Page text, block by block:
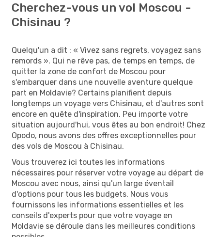
Cherchez-vous un vol Moscou -
Chisinau ?
Quelqu'un a dit : « Vivez sans regrets, voyagez sans
remords ». Qui ne rêve pas, de temps en temps, de
quitter la zone de confort de Moscou pour
s'embarquer dans une nouvelle aventure quelque
part en Moldavie? Certains planifient depuis
longtemps un voyage vers Chisinau, et d'autres sont
encore en quête d'inspiration. Peu importe votre
situation aujourd'hui, vous êtes au bon endroit! Chez
Opodo, nous avons des offres exceptionnelles pour
des vols de Moscou à Chisinau.
Vous trouverez ici toutes les informations
nécessaires pour réserver votre voyage au départ de
Moscou avec nous, ainsi qu'un large éventail
d'options pour tous les budgets. Nous vous
fournissons les informations essentielles et les
conseils d'experts pour que votre voyage en
Moldavie se déroule dans les meilleures conditions